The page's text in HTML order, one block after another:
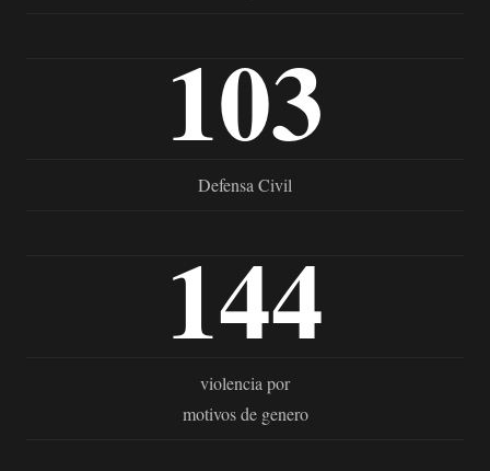
103
Defensa Civil
144
violencia por
motivos de genero